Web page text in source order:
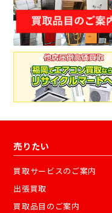
売りたい
買取サービスのご案内
出張買取
買取品目のご案内